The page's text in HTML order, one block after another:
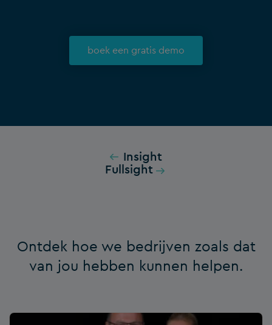
boek een gratis demo
Insight
Fullsight
Ontdek hoe we bedrijven zoals dat
van jou hebben kunnen helpen.